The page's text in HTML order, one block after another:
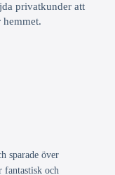
privatkunder att
sparade över
fantastisk och